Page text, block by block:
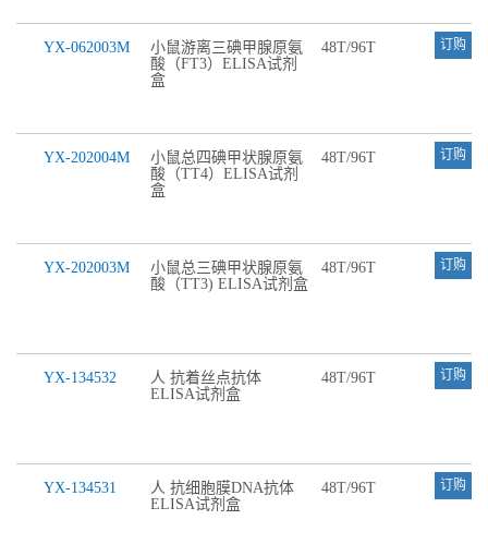
YX-062003M
小鼠游离三碘甲腺原氨
酸（FT3）ELISA试剂
盒
48T/96T 订购
YX-202004M
小鼠总四碘甲状腺原氨
酸（TT4）ELISA试剂
盒
48T/96T 订购
YX-202003M
小鼠总三碘甲状腺原氨
酸（TT3) ELISA试剂盒
48T/96T 订购
YX-134532
人 抗着丝点抗体
ELISA试剂盒
48T/96T 订购
YX-134531
人 抗细胞膜DNA抗体
ELISA试剂盒
48T/96T 订购